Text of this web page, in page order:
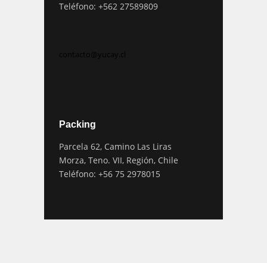
Teléfono: +562 27589809
contacto@yucay.cl
Packing
Parcela 62, Camino Las Liras
Morza, Teno. VII, Región, Chile
Teléfono: +56 75 2978015